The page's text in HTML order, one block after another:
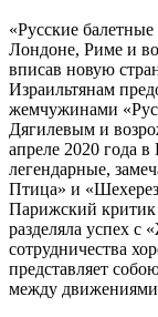
«Русские
Лондоне, Риме и
вписав новую
Израильтянам
жемчужинами
Дягилевым и
апреле 2020 года
легендарные,
Птица» и
Парижский критик
разделяла успех
сотрудничества
представляет
между